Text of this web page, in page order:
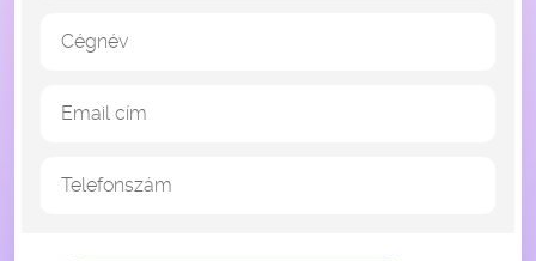
Cégnév
Email cím
Telefonszám